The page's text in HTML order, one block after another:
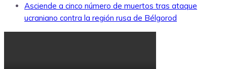
Asciende a cinco número de muertos tras ataque
ucraniano contra la región rusa de Bélgorod